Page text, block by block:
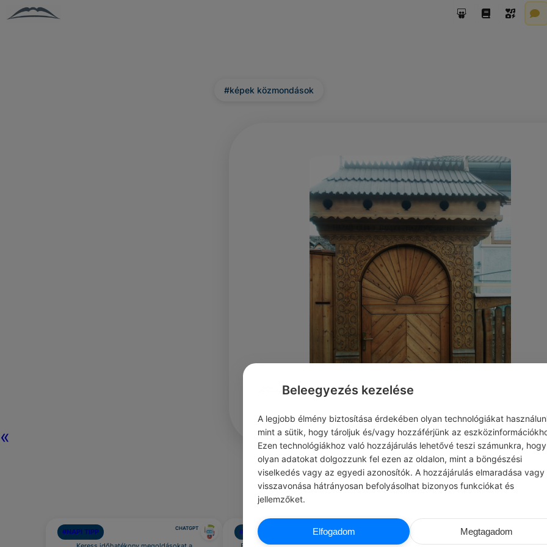
«
#képek közmondások
0 0 0
#NAPI TIPP CHATGPT #ÖNFEJLESZTÉS #IDÉZETEK PÉNZ
Beleegyezés kezelése
A legjobb élmény biztosítása érdekében olyan technológiákat
mint a sütik, hogy tároljuk és/vagy hozzáférjünk az
Ezen technológiákhoz való hozzájárulás lehetővé teszi számunkra, hogy
olyan adatokat dolgozzunk fel ezen az oldalon, mint a böngészési
viselkedés vagy az egyedi azonosítók. A hozzájárulás elmaradása vagy
visszavonása hátrányosan befolyásolhat bizonyos funkciókat és
jellemzőket.
Elfogadom Megtagadom